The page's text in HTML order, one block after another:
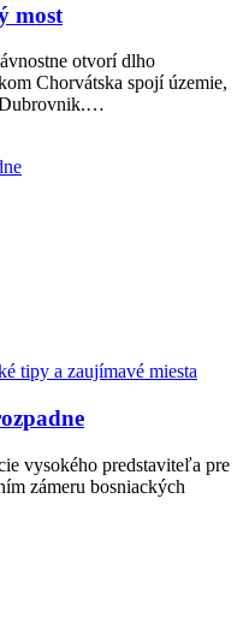
most
otvorí dlho
Chorvátska spojí územie,
Dubrovnik.…
vysokého predstaviteľa pre
zámeru bosniackých